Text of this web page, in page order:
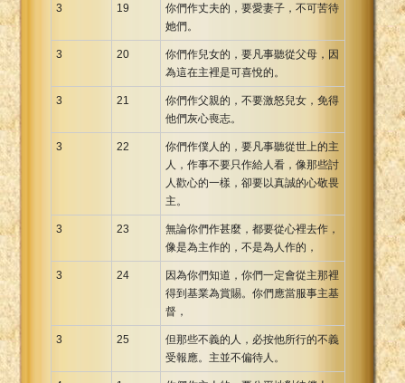
3 19
你們作丈夫的，要愛妻子，不可苦待
她們。
3 20
你們作兒女的，要凡事聽從父母，因
為這在主裡是可喜悅的。
3 21
你們作父親的，不要激怒兒女，免得
他們灰心喪志。
3 22
你們作僕人的，要凡事聽從世上的主
人，作事不要只作給人看，像那些討
人歡心的一樣，卻要以真誠的心敬畏
主。
3 23
無論你們作甚麼，都要從心裡去作，
像是為主作的，不是為人作的，
3 24
因為你們知道，你們一定會從主那裡
得到基業為賞賜。你們應當服事主基
督，
3 25
但那些不義的人，必按他所行的不義
受報應。主並不偏待人。